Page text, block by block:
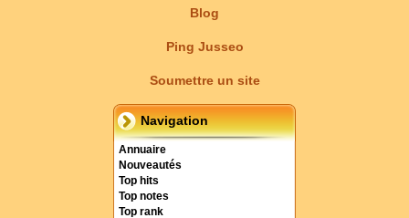
Blog
Ping Jusseo
Soumettre un site
Navigation
Annuaire
Nouveautés
Top hits
Top notes
Top rank